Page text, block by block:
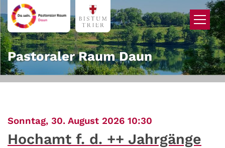
Zum Inhalt springen
Pastoraler Raum Daun
Sonntag, 30. August 2026 10:30
Hochamt f. d. ++ Jahrgänge